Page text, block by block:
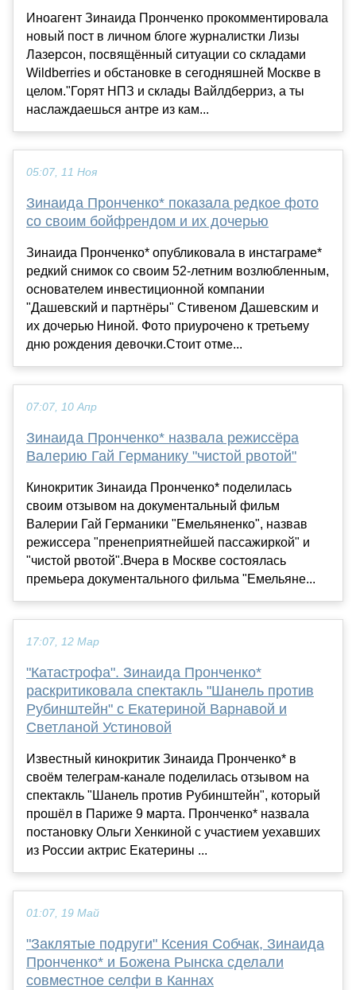
Иноагент Зинаида Пронченко прокомментировала
новый пост в личном блоге журналистки Лизы
Лазерсон, посвящённый ситуации со складами
Wildberries и обстановке в сегодняшней Москве в
целом."Горят НПЗ и склады Вайлдберриз, а ты
наслаждаешься антре из кам...
05:07, 11 Ноя
Зинаида Пронченко* показала редкое фото
со своим бойфрендом и их дочерью
Зинаида Пронченко* опубликовала в инстаграме*
редкий снимок со своим 52-летним возлюбленным,
основателем инвестиционной компании
"Дашевский и партнёры" Стивеном Дашевским и
их дочерью Ниной. Фото приурочено к третьему
дню рождения девочки.Стоит отме...
07:07, 10 Апр
Зинаида Пронченко* назвала режиссёра
Валерию Гай Германику "чистой рвотой"
Кинокритик Зинаида Пронченко* поделилась
своим отзывом на документальный фильм
Валерии Гай Германики "Емельяненко", назвав
режиссера "пренеприятнейшей пассажиркой" и
"чистой рвотой".Вчера в Москве состоялась
премьера документального фильма "Емельяне...
17:07, 12 Мар
"Катастрофа". Зинаида Пронченко*
раскритиковала спектакль "Шанель против
Рубинштейн" с Екатериной Варнавой и
Светланой Устиновой
Известный кинокритик Зинаида Пронченко* в
своём телеграм-канале поделилась отзывом на
спектакль "Шанель против Рубинштейн", который
прошёл в Париже 9 марта. Пронченко* назвала
постановку Ольги Хенкиной с участием уехавших
из России актрис Екатерины ...
01:07, 19 Май
"Заклятые подруги" Ксения Собчак, Зинаида
Пронченко* и Божена Рынска сделали
совместное селфи в Каннах